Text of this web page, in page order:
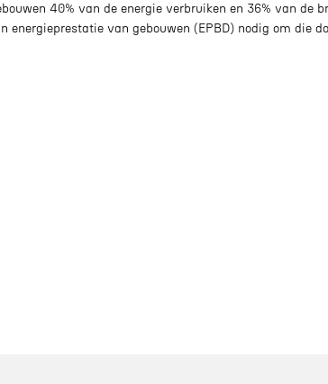
40% van de energie verbruiken en 36% van de
energieprestatie van gebouwen (EPBD) nodig om die